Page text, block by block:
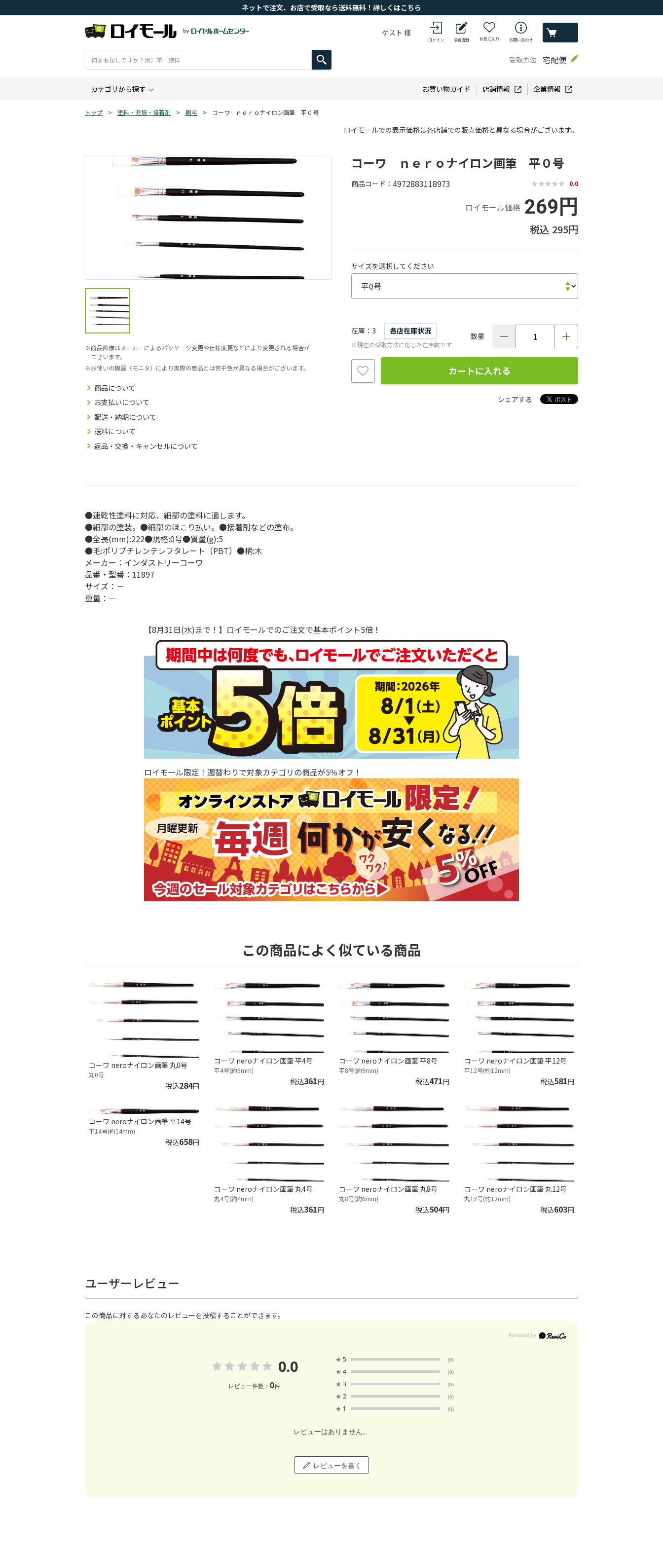
ネットで注文、お店で受取なら送料無料！詳しくはこちら
ゲスト 様
ログイン 会員登録 お気に入り お問い合わせ
受取方法 宅配便
カテゴリから探す お買い物ガイド 店舗情報 企業情報
トップ > 塗料・充填・接着剤 > 刷毛 > コーワ ｎｅｒｏナイロン画筆 平０号
ロイモールでの表示価格は各店舗での販売価格と異なる場合がございます。
商品画像はメーカーによるパッケージ変更や仕様変更などにより変更される場合が
ございます。
お使いの機器（モニタ）により実際の商品とは若干色が異なる場合がございます。
商品について
お支払いについて
配送・納期について
送料について
返品・交換・キャンセルについて
コーワ ｎｅｒｏナイロン画筆 平０号
商品コード 4972883118973 0.0
ロイモール価格 269円
295円
サイズを選択してください
在庫 3 各店在庫状況
※現在の受取方法に応じた在庫数です
数量
カートに入れる
シェアする
●速乾性塗料に対応、細部の塗料に適します。
●細部の塗装。●細部のほこり払い。●接着剤などの塗布。
●全長(mm):222●規格:0号●質量(g):5
●毛:ポリブチレンテレフタレート（PBT）●柄:木
メーカー：インダストリーコーワ
品番・型番：11897
サイズ：－
重量：－
【8月31日(水)まで！】ロイモールでのご注文で基本ポイント5倍！
ロイモール限定！週替わりで対象カテゴリの商品が5％オフ！
この商品によく似ている商品
コーワ neroナイロン画筆 丸0号
丸0号
税込284円
コーワ neroナイロン画筆 平4号
平4号(約6mm)
税込361円
コーワ neroナイロン画筆 平8号
平8号(約9mm)
税込471円
コーワ neroナイロン画筆 平12号
平12号(約12mm)
税込581円
コーワ neroナイロン画筆 平14号
平14号(約14mm)
税込658円
コーワ neroナイロン画筆 丸4号
丸4号(約4mm)
税込361円
コーワ neroナイロン画筆 丸8号
丸8号(約6mm)
税込504円
コーワ neroナイロン画筆 丸12号
丸12号(約12mm)
税込603円
ユーザーレビュー
この商品に対するあなたのレビューを投稿することができます。
0.0
レビュー件数： 0件
★ 5 (0)
★ 4 (0)
★ 3 (0)
★ 2 (0)
★ 1 (0)
レビューはありません。
レビューを書く